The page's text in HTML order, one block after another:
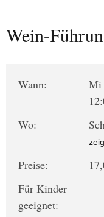
Wein-
Wann:
Mi
Wo:
Preise:
Für Kinder
geeignet: